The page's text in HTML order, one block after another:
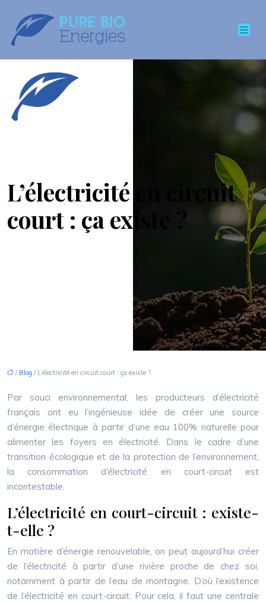
L’électricité en circuit
court : ça existe ?
/ Blog / L’électricité en circuit court : ça existe ?
Par souci environnemental, les producteurs d’électricité
français ont eu l’ingénieuse idée de créer une source
d’énergie électrique à partir d’une eau 100% naturelle pour
alimenter les foyers en électricité. Dans le cadre d’une
transition écologique et de la protection de l’environnement,
la consommation d’électricité en court-circuit est
incontestable.
L’électricité en court-circuit : existe-
t-elle ?
En matière d’énergie renouvelable, on peut aujourd’hui créer
de l’électricité à partir d’une rivière proche de chez soi,
notamment à partir de l’eau de montagne. D’où l’existence
de l’électricité en court-circuit. Pour cela, il faut une centrale